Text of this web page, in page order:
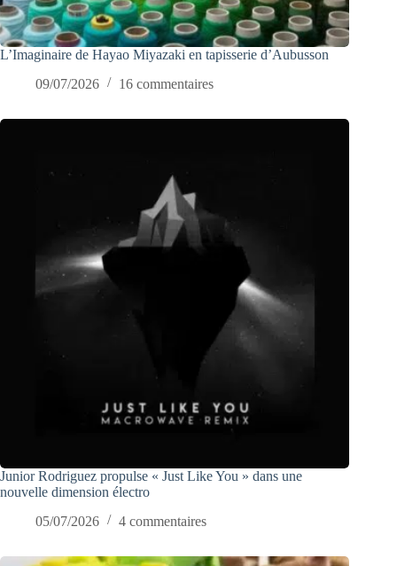
L’Imaginaire de Hayao Miyazaki en tapisserie d’Aubusson
09/07/2026
16 commentaires
Junior Rodriguez propulse « Just Like You » dans une
nouvelle dimension électro
05/07/2026
4 commentaires